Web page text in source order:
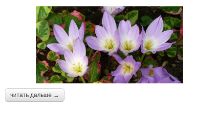
читать дальше →